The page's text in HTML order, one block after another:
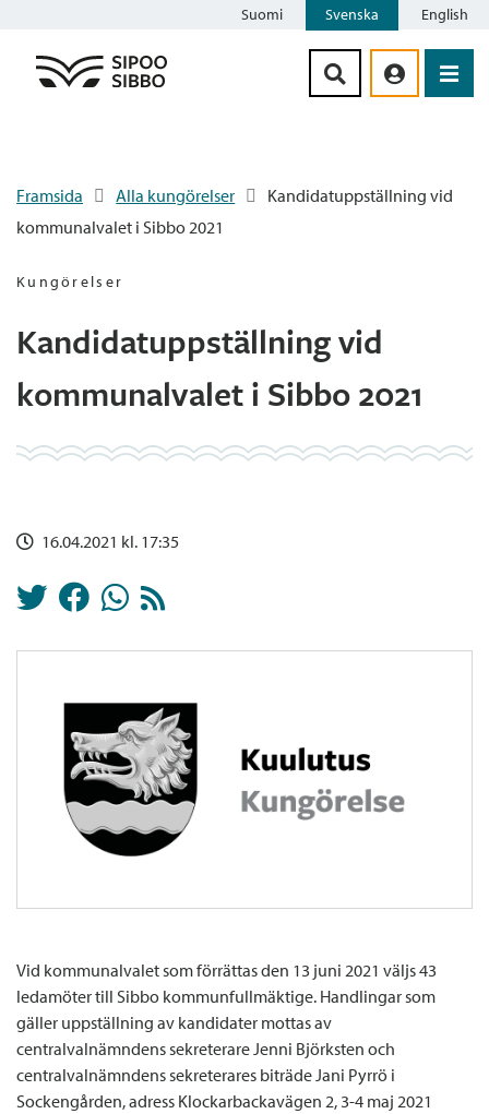
Suomi Svenska English
Framsida Alla kungörelser
Kandidatuppställning vid
kommunalvalet i Sibbo 2021
Kungörelser
Kandidatuppställning vid
kommunalvalet i Sibbo 2021
16.04.2021 kl. 17:35
Vid kommunalvalet som förrättas den 13 juni 2021 väljs 43
ledamöter till Sibbo kommunfullmäktige. Handlingar som
gäller uppställning av kandidater mottas av
centralvalnämndens sekreterare Jenni Björksten och
centralvalnämndens sekreterares biträde Jani Pyrrö i
Sockengården, adress Klockarbackavägen 2, 3-4 maj 2021